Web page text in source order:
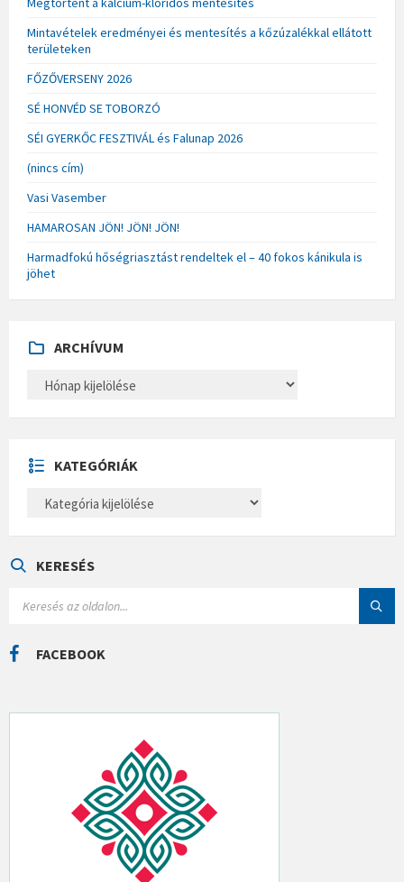
Mintavételek eredményei és mentesítés a kőzúzalékkal ellátott
területeken
FŐZŐVERSENY 2026
SÉ HONVÉD SE TOBORZÓ
SÉI GYERKŐC FESZTIVÁL és Falunap 2026
(nincs cím)
Vasi Vasember
HAMAROSAN JÖN! JÖN! JÖN!
Harmadfokú hőségriasztást rendeltek el – 40 fokos kánikula is
jöhet
ARCHÍVUM
H
U
M
KATEGÓRIÁK
E
Á
KERESÉS
C
H
FACEBOOK